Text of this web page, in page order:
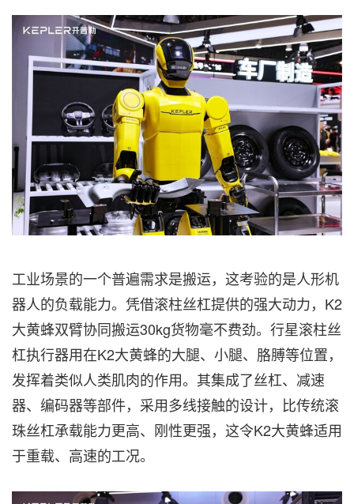
工业场景的一个普遍需求是搬运，这考验的是人形机
器人的负载能力。凭借滚柱丝杠提供的强大动力，K2
大黄蜂双臂协同搬运30kg货物毫不费劲。行星滚柱丝
杠执行器用在K2大黄蜂的大腿、小腿、胳膊等位置，
发挥着类似人类肌肉的作用。其集成了丝杠、减速
器、编码器等部件，采用多线接触的设计，比传统滚
珠丝杠承载能力更高、刚性更强，这令K2大黄蜂适用
于重载、高速的工况。